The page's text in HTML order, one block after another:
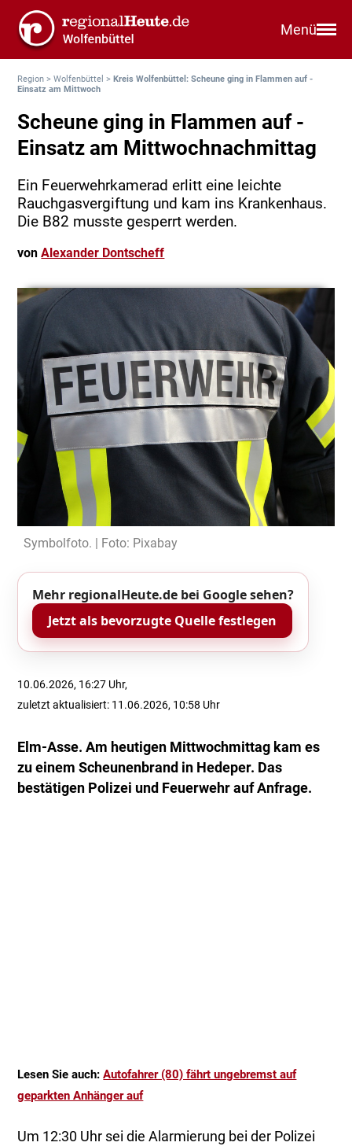
Menü
Region >Wolfenbüttel >Kreis Wolfenbüttel: Scheune ging in Flammen auf -
Einsatz am Mittwoch
Scheune ging in Flammen auf -
Einsatz am Mittwochnachmittag
Ein Feuerwehrkamerad erlitt eine leichte
Rauchgasvergiftung und kam ins Krankenhaus.
Die B82 musste gesperrt werden.
vonAlexander Dontscheff
Symbolfoto. | Foto: Pixabay
Mehr regionalHeute.de bei Google sehen?
Jetzt als bevorzugte Quelle festlegen
10.06.2026, 16:27 Uhr,
zuletzt aktualisiert: 11.06.2026, 10:58 Uhr
Elm-Asse. Am heutigen Mittwochmittag kam es
zu einem Scheunenbrand in Hedeper. Das
bestätigen Polizei und Feuerwehr auf Anfrage.
Lesen Sie auch:Autofahrer (80) fährt ungebremst auf
geparkten Anhänger auf
Um 12:30 Uhr sei die Alarmierung bei der Polizei